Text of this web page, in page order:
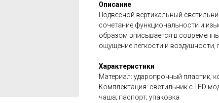
Описание
Подвесной вертикальный
сочетание функциональности и
образом вписывается в
ощущение лёгкости и
Характеристики
Материал: ударопрочный пластик,
Комплектация: светильник с LED
чаша; паспорт; упаковка